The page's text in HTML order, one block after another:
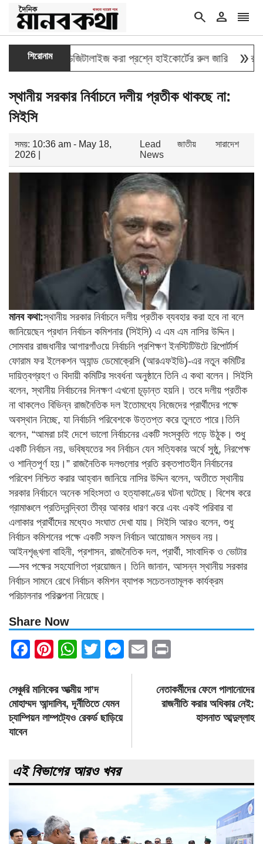
search person reorder
শিরোনাম
তথ্য ডিজিটালাইজ করা প্রশ্নে হাইকোর্টের রুল জারি double_arrowরাষ্ট্রপতি
স্থানীয় সরকার নির্বাচনে দলীয় প্রতীক থাকছে না:
সিইসি
সময়: 10:36 am - May 18,
2026 |
Lead
News
জাতীয় সারাদেশ
মানব কথা:স্থানীয় সরকার নির্বাচনে দলীয় প্রতীক ব্যবহার করা হবে না বলে
জানিয়েছেন প্রধান নির্বাচন কমিশনার (সিইসি) এ এম এম নাসির উদ্দিন।
সোমবার রাজধানীর আগারগাঁওয়ে নির্বাচনি প্রশিক্ষণ ইনস্টিটিউটে রিপোর্টার্স
ফোরাম ফর ইলেকশন অ্যান্ড ডেমোক্রেসি (আরএফইডি)-এর নতুন কমিটির
দায়িত্বগ্রহণ ও বিদায়ী কমিটির সংবর্ধনা অনুষ্ঠানে তিনি এ কথা বলেন। সিইসি
বলেন, স্থানীয় নির্বাচনের দিনক্ষণ এখনো চূড়ান্ত হয়নি। তবে দলীয় প্রতীক
না থাকলেও বিভিন্ন রাজনৈতিক দল ইতোমধ্যে নিজেদের প্রার্থীদের পক্ষে
অবস্থান নিচ্ছে, যা নির্বাচনি পরিবেশকে উত্তপ্ত করে তুলতে পারে।তিনি
বলেন, “আমরা চাই দেশে ভালো নির্বাচনের একটি সংস্কৃতি গড়ে উঠুক। শুধু
একটি নির্বাচন নয়, ভবিষ্যতের সব নির্বাচন যেন সত্যিকার অর্থে সুষ্ঠু, নিরপেক্ষ
ও শান্তিপূর্ণ হয়।” রাজনৈতিক দলগুলোর প্রতি রক্তপাতহীন নির্বাচনের
পরিবেশ নিশ্চিত করার আহ্বান জানিয়ে নাসির উদ্দিন বলেন, অতীতে স্থানীয়
সরকার নির্বাচনে অনেক সহিংসতা ও হত্যাকাণ্ডের ঘটনা ঘটেছে। বিশেষ করে
গ্রামাঞ্চলে প্রতিদ্বন্দ্বিতা তীব্র আকার ধারণ করে এবং একই পরিবার বা
এলাকার প্রার্থীদের মধ্যেও সংঘাত দেখা যায়। সিইসি আরও বলেন, শুধু
নির্বাচন কমিশনের পক্ষে একটি সফল নির্বাচন আয়োজন সম্ভব নয়।
আইনশৃঙ্খলা বাহিনী, প্রশাসন, রাজনৈতিক দল, প্রার্থী, সাংবাদিক ও ভোটার
—সব পক্ষের সহযোগিতা প্রয়োজন। তিনি জানান, আসন্ন স্থানীয় সরকার
নির্বাচন সামনে রেখে নির্বাচন কমিশন ব্যাপক সচেতনতামূলক কার্যক্রম
পরিচালনার পরিকল্পনা নিয়েছে।
Share Now
Facebook
Pinterest
WhatsApp
TwitterMessenger
Email
Post
navigation
সেঞ্চুরি মানিকের আত্মীয় সা’দ
মোহাম্মদ আন্দালিব, দূর্নীতিতে যেমন
চ্যাম্পিয়ন লাম্পট্যেও রেকর্ড ছাড়িয়ে
যাবেন
নেতাকর্মীদের ফেলে পালানোদের
রাজনীতি করার অধিকার নেই:
হাসনাত আব্দুল্লাহ
এই বিভাগের আরও খবর